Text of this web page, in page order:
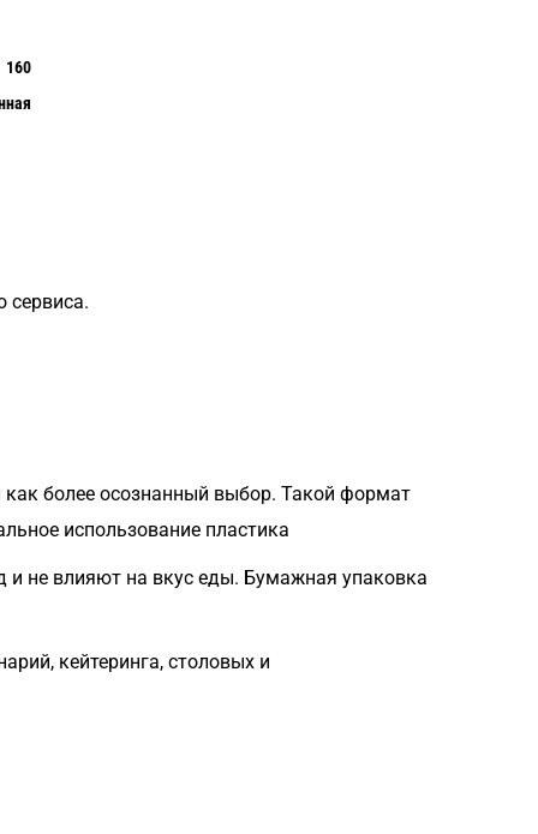
160
сервиса.
более осознанный выбор. Такой формат
использование пластика
и не влияют на вкус еды. Бумажная упаковка
кейтеринга, столовых и